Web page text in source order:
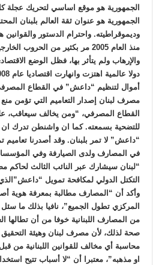
الجمهورية هو موقع اساسي لتحريك
الجمهورية هو عنوان ثقة العالم بلبنان
وديموقراطيته. واحترام الدستور والقوانين
منذ العام 2005 مر بكثير من الحروب
والإرهاب ولم يتأثر بها، فظل الوضع
أموال لتنظيم “داعش” في القطاع
مصرف لبنان إصدار التعاميم التي تؤمن
القطاع المصرفي، “ومن يخالف
للتضحية بسمعته. كما ان واشنطن تدرك ان
“داعش” لا تمر بلبنان. وقد أصدرنا تعاميم
في المصارف ولدى الصيارفة وفي
“لبنان سيشارك عبر النائب الثالث
التكتل الدولي لمكافحة تمويل
وأكد أن “المصارف مطالبة بمعرفة هوية
المركزي تطول الجميع”، نافيا بذلك ما
من المصارف اللبنانية خوفا من أن تطالها
صحة لذلك، لأن مصرف لبنان وهيئة
محاسبة أي مخالف للقوانين اللبنانية من
او مذهبه”، معتبرا أن “لا أسباب تتيح